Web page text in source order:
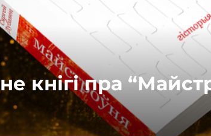
кнігі пра